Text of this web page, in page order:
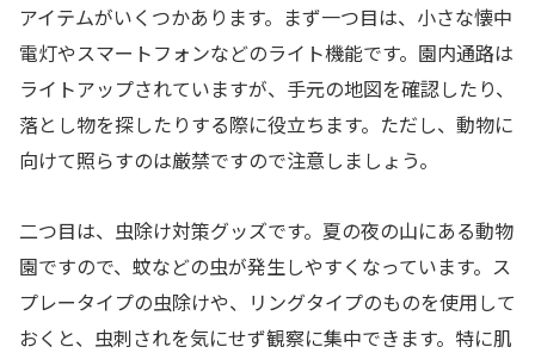
アイテムがいくつかあります。まず一つ目は、小さな懐中
電灯やスマートフォンなどのライト機能です。園内通路は
ライトアップされていますが、手元の地図を確認したり、
落とし物を探したりする際に役立ちます。ただし、動物に
向けて照らすのは厳禁ですので注意しましょう。
二つ目は、虫除け対策グッズです。夏の夜の山にある動物
園ですので、蚊などの虫が発生しやすくなっています。ス
プレータイプの虫除けや、リングタイプのものを使用して
おくと、虫刺されを気にせず観察に集中できます。特に肌